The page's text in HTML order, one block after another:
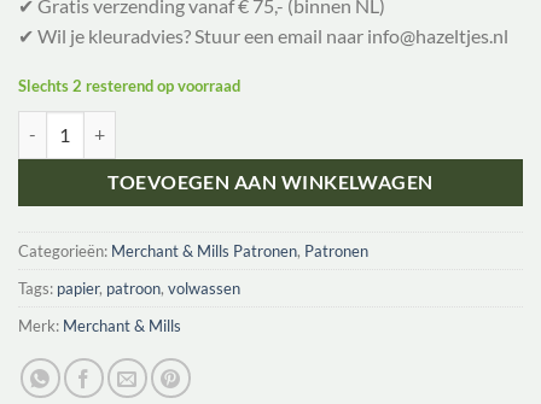
✔ Gratis verzending vanaf € 75,- (binnen NL)
✔ Wil je kleuradvies? Stuur een email naar info@hazeltjes.nl
Slechts 2 resterend op voorraad
TOEVOEGEN AAN WINKELWAGEN
Categorieën: Merchant & Mills Patronen, Patronen
Tags: papier, patroon, volwassen
Merk: Merchant & Mills